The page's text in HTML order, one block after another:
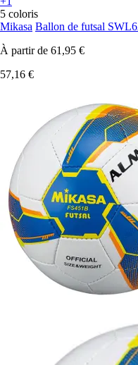
5 coloris
Mikasa Ballon de futsal
À partir de 61,95 €
57,16 €